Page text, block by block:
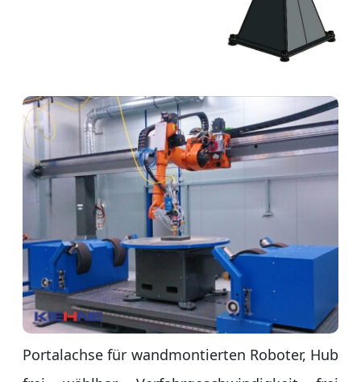
Portalachse für wandmontierten Roboter, Hub